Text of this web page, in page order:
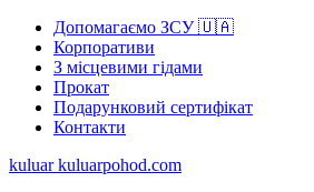
Допомагаємо ЗСУ 🇺🇦
Корпоративи
З місцевими гідами
Прокат
Подарунковий сертифікат
Контакти
kuluar kuluarpohod.com